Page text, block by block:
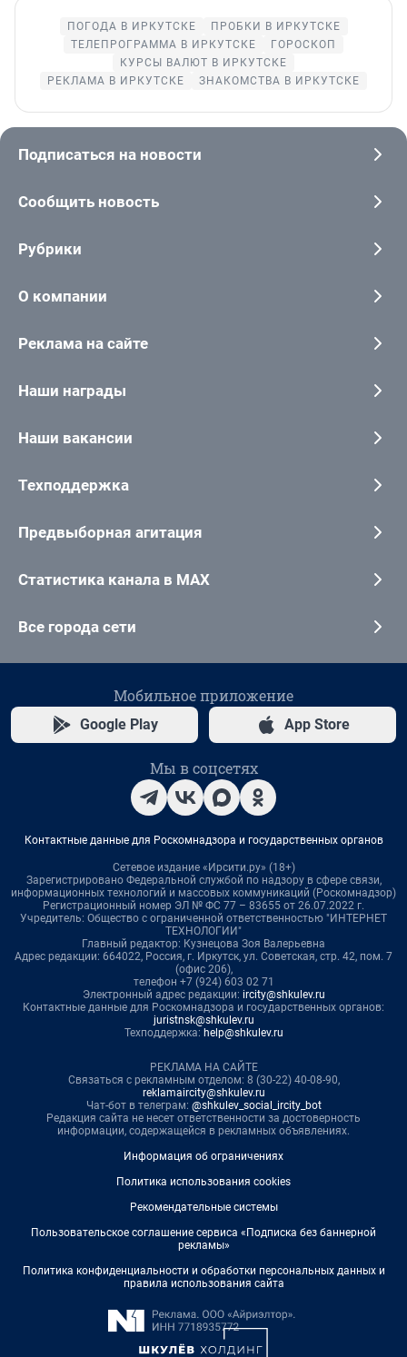
ПОГОДА В ИРКУТСКЕ
ПРОБКИ В ИРКУТСКЕ
ТЕЛЕПРОГРАММА В ИРКУТСКЕ
ГОРОСКОП
КУРСЫ ВАЛЮТ В ИРКУТСКЕ
РЕКЛАМА В ИРКУТСКЕ
ЗНАКОМСТВА В ИРКУТСКЕ
Подписаться на новости
Сообщить новость
Рубрики
О компании
Реклама на сайте
Наши награды
Наши вакансии
Техподдержка
Предвыборная агитация
Статистика канала в MAX
Все города сети
Мобильное приложение
Google Play App Store
Мы в соцсетях
Контактные данные для Роскомнадзора и государственных органов
Сетевое издание «Ирсити.ру» (18+)
Зарегистрировано Федеральной службой по надзору в сфере связи,
информационных технологий и массовых коммуникаций (Роскомнадзор)
Регистрационный номер ЭЛ № ФС 77 – 83655 от 26.07.2022 г.
Учредитель: Общество с ограниченной ответственностью "ИНТЕРНЕТ
ТЕХНОЛОГИИ"
Главный редактор: Кузнецова Зоя Валерьевна
Адрес редакции: 664022, Россия, г. Иркутск, ул. Советская, стр. 42, пом. 7
(офис 206),
телефон +7 (924) 603 02 71
Электронный адрес редакции: ircity@shkulev.ru
Контактные данные для Роскомнадзора и государственных органов:
juristnsk@shkulev.ru
Техподдержка: help@shkulev.ru
РЕКЛАМА НА САЙТЕ
Связаться с рекламным отделом: 8 (30-22) 40-08-90,
reklamaircity@shkulev.ru
Чат-бот в телеграм: @shkulev_social_ircity_bot
Редакция сайта не несет ответственности за достоверность
информации, содержащейся в рекламных объявлениях.
Информация об ограничениях
Политика использования cookies
Рекомендательные системы
Пользовательское соглашение сервиса «Подписка без баннерной
рекламы»
Политика конфиденциальности и обработки персональных данных и
правила использования сайта